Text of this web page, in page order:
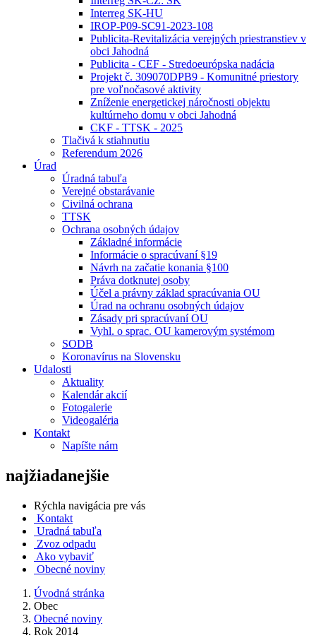
Interreg SK-HU
IROP-P09-SC91-2023-108
Publicita-Revitalizácia verejných priestranstiev v
obci Jahodná
Publicita - CEF - Stredoeurópska nadácia
Projekt č. 309070DPB9 - Komunitné priestory
pre voľnočasové aktivity
Zníženie energetickej náročnosti objektu
kultúrneho domu v obci Jahodná
CKF - TTSK - 2025
Tlačivá k stiahnutiu
Referendum 2026
Úrad
Úradná tabuľa
Verejné obstarávanie
Civilná ochrana
TTSK
Ochrana osobných údajov
Základné informácie
Informácie o spracúvaní §19
Návrh na začatie konania §100
Práva dotknutej osoby
Účel a právny základ spracúvania OU
Úrad na ochranu osobných údajov
Zásady pri spracúvaní OU
Vyhl. o sprac. OU kamerovým systémom
SODB
Koronavírus na Slovensku
Udalosti
Aktuality
Kalendár akcií
Fotogalerie
Videogaléria
Kontakt
Napíšte nám
najžiadanejšie
Rýchla navigácia pre vás
Kontakt
Uradná tabuľa
Zvoz odpadu
Ako vybaviť
Obecné noviny
Úvodná stránka
Obec
Obecné noviny
Rok 2014